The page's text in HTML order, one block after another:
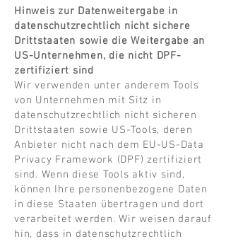
Hinweis zur Datenweitergabe in
datenschutzrechtlich nicht sichere
Drittstaaten sowie die Weitergabe an
US-Unternehmen, die nicht DPF-
zertifiziert sind
Wir verwenden unter anderem Tools
von Unternehmen mit Sitz in
datenschutzrechtlich nicht sicheren
Drittstaaten sowie US-Tools, deren
Anbieter nicht nach dem EU-US-Data
Privacy Framework (DPF) zertifiziert
sind. Wenn diese Tools aktiv sind,
können Ihre personenbezogene Daten
in diese Staaten übertragen und dort
verarbeitet werden. Wir weisen darauf
hin, dass in datenschutzrechtlich